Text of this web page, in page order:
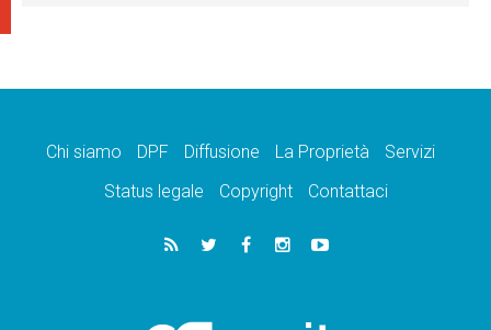
Chi siamo DPF Diffusione La Proprietà
Servizi
Status legale
Copyright Contattaci